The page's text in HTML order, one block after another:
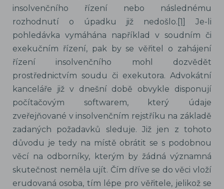
insolvenčního řízení nebo následnému
rozhodnutí o úpadku již nedošlo. [1]
Je-li
pohledávka vymáhána například v soudním či
exekučním řízení, pak by se věřitel o zahájení
řízení insolvenčního mohl dozvědět
prostřednictvím soudu či exekutora. Advokátní
kanceláře již v dnešní době obvykle disponují
počítačovým softwarem, který údaje
zveřejňované v insolvenčním rejstříku na základě
zadaných požadavků sleduje. Již jen z tohoto
důvodu je tedy na místě obrátit se s podobnou
věcí na odborníky, kterým by žádná významná
skutečnost neměla ujít. Čím dříve se do věci vloží
erudovaná osoba, tím lépe pro věřitele, jelikož se